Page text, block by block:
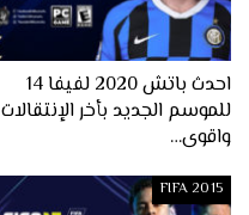
احدث باتش 2020 لفيفا 14
للموسم الجديد بأخر الإنتقالات
واقوى…
FIFA 2015